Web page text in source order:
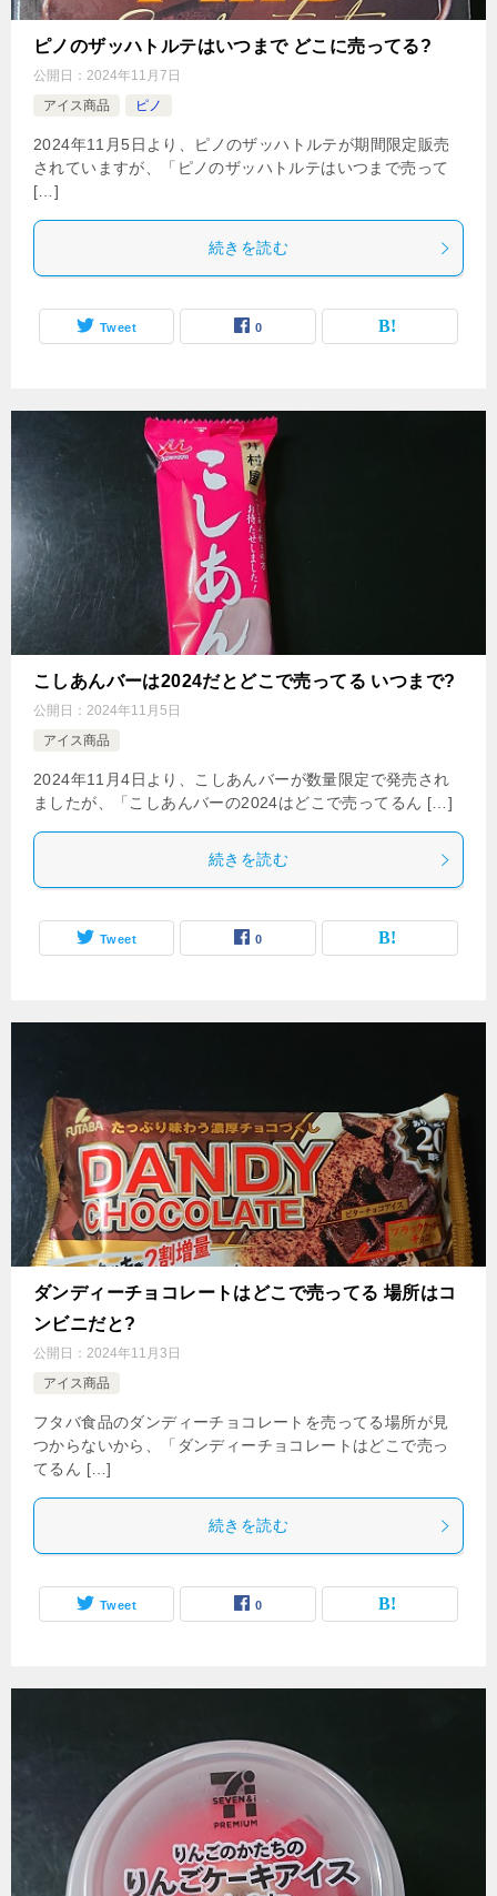
ピノのザッハトルテはいつまで どこに売ってる?
公開日： 2024年11月7日
アイス商品
ピノ
2024年11月5日より、ピノのザッハトルテが期間限定販売
されていますが、「ピノのザッハトルテはいつまで売って
[…]
続きを読む
Tweet 0
こしあんバーは2024だとどこで売ってる いつまで?
公開日： 2024年11月5日
アイス商品
2024年11月4日より、こしあんバーが数量限定で発売され
ましたが、「こしあんバーの2024はどこで売ってるん […]
続きを読む
Tweet 0
ダンディーチョコレートはどこで売ってる 場所はコ
ンビニだと?
公開日： 2024年11月3日
アイス商品
フタバ食品のダンディーチョコレートを売ってる場所が見
つからないから、「ダンディーチョコレートはどこで売っ
てるん […]
続きを読む
Tweet 0